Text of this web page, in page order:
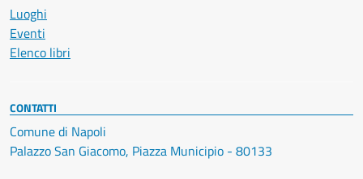
Luoghi
Eventi
Elenco libri
CONTATTI
Comune di Napoli
Palazzo San Giacomo, Piazza Municipio - 80133